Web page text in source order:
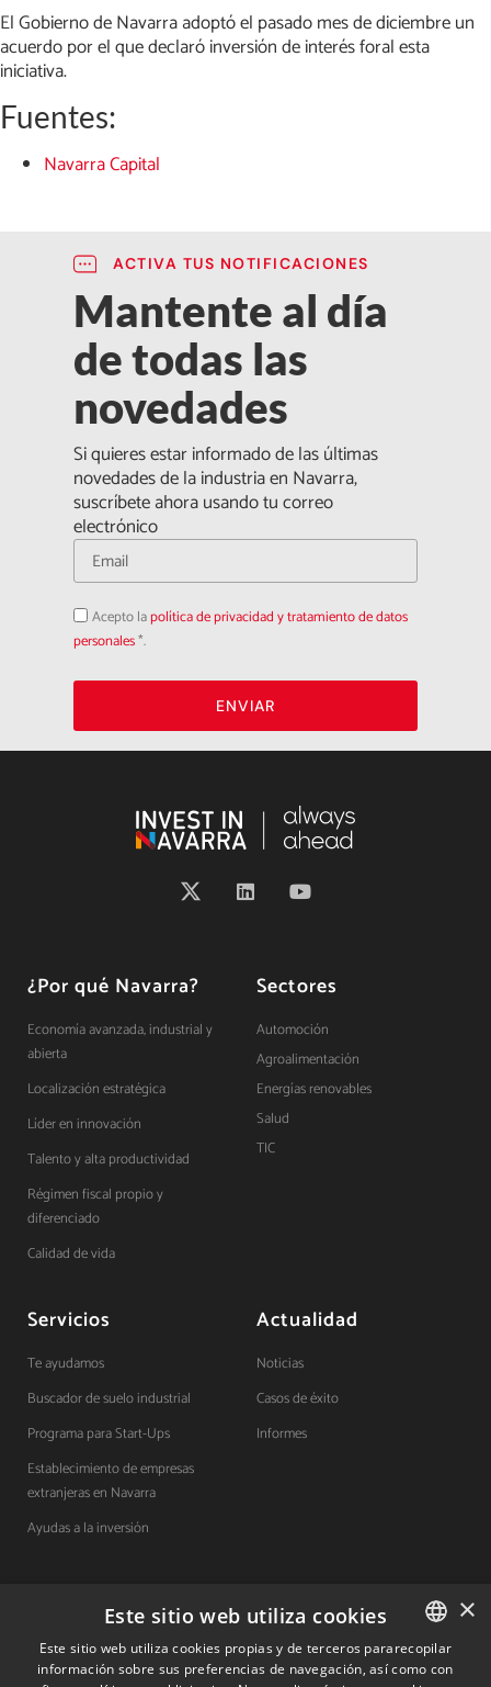
El Gobierno de Navarra adoptó el pasado mes de diciembre un
acuerdo por el que declaró inversión de interés foral esta
iniciativa.
Fuentes:
Navarra Capital
ACTIVA TUS NOTIFICACIONES
Mantente al día
de todas las
novedades
Si quieres estar informado de las últimas
novedades de la industria en Navarra,
suscríbete ahora usando tu correo
electrónico
Acepto
la
política
de
Acepto lapolítica de privacidad y tratamiento de datos
personales*.
ENVIAR
¿Por qué Navarra?
Economía avanzada, industrial y
abierta
Localización estratégica
Líder en innovación
Talento y alta productividad
Régimen fiscal propio y
diferenciado
Calidad de vida
Sectores
Automoción
Agroalimentación
Energías renovables
Salud
TIC
Servicios
Te ayudamos
Buscador de suelo industrial
Programa para Start-Ups
Establecimiento de empresas
extranjeras en Navarra
Ayudas a la inversión
Actualidad
Noticias
Casos de éxito
Informes
Contacto
Quiénes somos
SPANISH
×
Este sitio web utiliza cookies
Este sitio web utiliza cookies propias y de terceros pararecopilar
información sobre sus preferencias de navegación, así como con